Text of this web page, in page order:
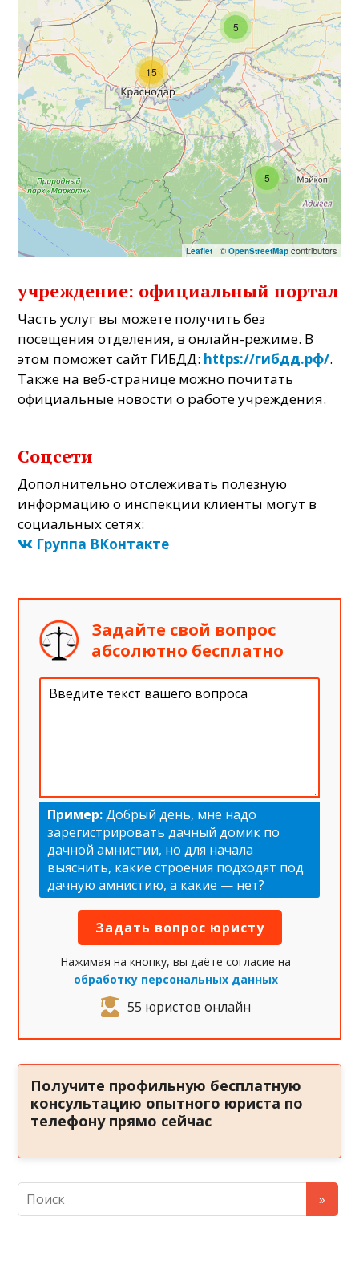
5
15
5
Leaflet| © OpenStreetMapcontributors
учреждение: официальный портал
Часть услуг вы можете получить без
посещения отделения, в онлайн-режиме. В
этом поможет сайт ГИБДД: https://гибдд.рф/.
Также на веб-странице можно почитать
официальные новости о работе учреждения.
Соцсети
Дополнительно отслеживать полезную
информацию о инспекции клиенты могут в
социальных сетях:
Группа ВКонтакте
Задайте свой вопрос
абсолютно бесплатно
Пример:Добрый день, мне надо
зарегистрировать дачный домик по
дачной амнистии, но для начала
выяснить, какие строения подходят под
дачную амнистию, а какие — нет?
Нажимая на кнопку, вы даёте согласие на
обработку персональных данных
55 юристов онлайн
Получите профильную бесплатную
консультацию опытного юриста по
телефону прямо сейчас